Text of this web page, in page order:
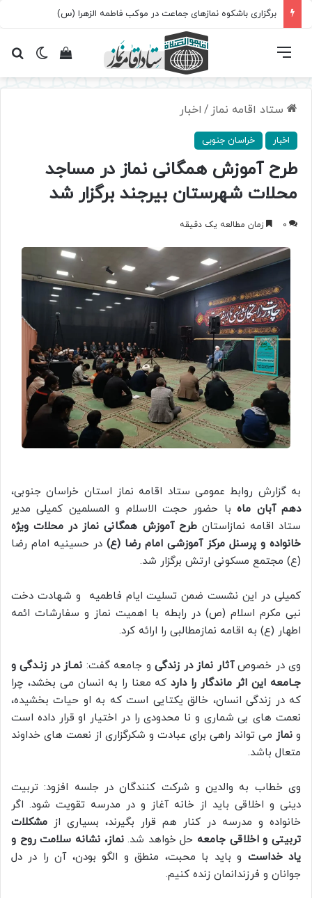
برگزاری باشکوه نمازهای جماعت در موکب فاطمه الزهرا (س)
تغییرمشاهده فهرست
ستاد اقامه نماز / اخبار
اخبار خراسان جنوبی
طرح آموزش همگانی نماز در مساجد
محلات شهرستان بیرجند برگزار شد
0 زمان مطالعه یک دقیقه
به گزارش روابط عمومی ستاد اقامه نماز استان خراسان جنوبی،
دهم آبان ماهبا حضور حجت الاسلام و المسلمین کمیلی مدیر
ستاد اقامه نمازاستانطرح آموزش همگانی نماز در محلات ویژه
خانواده و پرسنل مرکز آموزشی امام رضا (ع) در حسینیه امام رضا
(ع) مجتمع مسکونی ارتش برگزار شد.
کمیلی در این نشست ضمن تسلیت ایام فاطمیه و شهادت دخت
نبی مکرم اسلام (ص) در رابطه با اهمیت نماز و سفارشات ائمه
اطهار (ع) به اقامه نمازمطالبی را ارائه کرد.
وی در خصوصآثار نماز در زندگیو جامعه گفت: نمـاز در زنـدگی و
جـامعه این اثر ماندگار را داردکه معنا را به انسان می بخشد، چرا
که در زندگی انسان، خالق یکتایی است که به او حیات بخشیده،
نعمت های بی شماری و نا محدودی را در اختیار او قرار داده است
و نماز می تواند راهی برای عبادت و شکرگزاری از نعمت های خداوند
متعال باشد.
وی خطاب به والدین و شرکت کنندگان در جلسه افزود: تربیت
دینی و اخلاقی باید از خانه آغاز و در مدرسه تقویت شود. اگر
خانواده و مدرسه در کنار هم قرار بگیرند، بسیاری از مشکلات
تربیتی و اخلاقی جامعه حل خواهد شد.نماز، نشانه سلامت روح و
یاد خداست و باید با محبت، منطق و الگو بودن، آن را در دل
جوانان و فرزندانمان زنده کنیم.